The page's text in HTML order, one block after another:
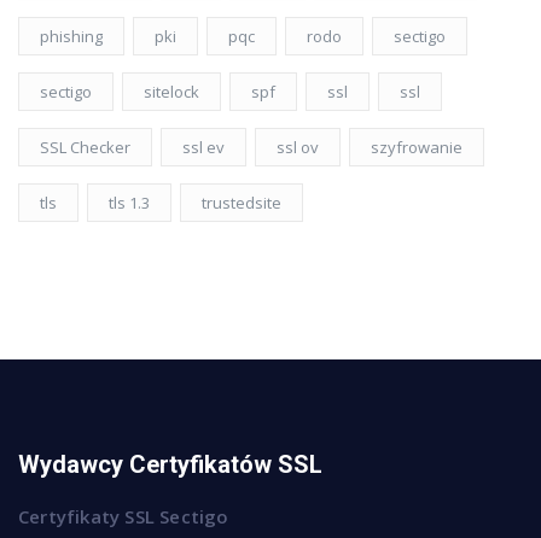
phishing pki pqc rodo sectigo
sectigo sitelock spf ssl ssl
SSL Checker ssl ev ssl ov szyfrowanie
tls tls 1.3 trustedsite
Wydawcy Certyfikatów SSL
Certyfikaty SSL Sectigo